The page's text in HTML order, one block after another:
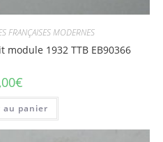
FRANÇAISES MODERNES
1932 TTB EB90366
€
au panier